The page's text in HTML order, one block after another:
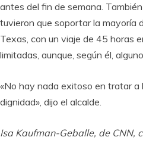
antes del fin de semana.
tuvieron que soportar la mayoría
Texas, con un viaje de 45 horas
limitadas, aunque, según él,
«No hay nada exitoso en tratar
dignidad», dijo el alcalde.
Isa Kaufman-Geballe, de CNN,